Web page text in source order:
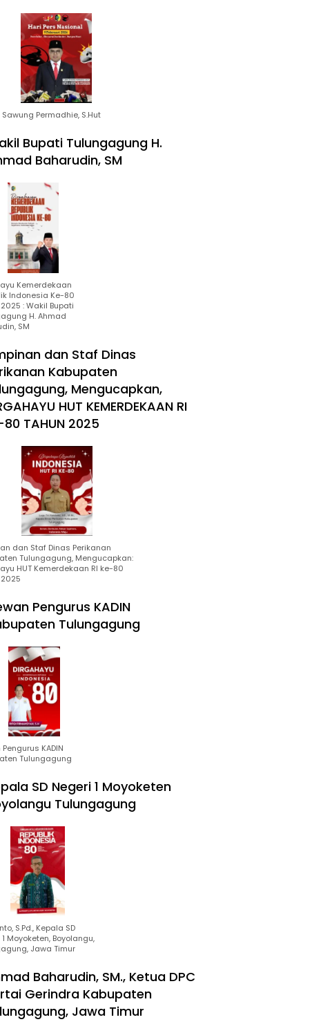
Permadhie, S.Hut
Bupati Tulungagung H.
Baharudin, SM
Kemerdekaan
Indonesia Ke-80
: Wakil Bupati
H. Ahmad
SM
dan Staf Dinas
Kabupaten
Mengucapkan,
HUT KEMERDEKAAN RI
80 TAHUN 2025
dan Staf Dinas Perikanan
Tulungagung, Mengucapkan:
HUT Kemerdekaan RI ke-80
Pengurus KADIN
Tulungagung
KADIN
Tulungagung
SD Negeri 1 Moyoketen
Tulungagung
S.Pd., Kepala SD
Moyoketen, Boyolangu,
Jawa Timur
Baharudin, SM., Ketua DPC
Gerindra Kabupaten
Jawa Timur